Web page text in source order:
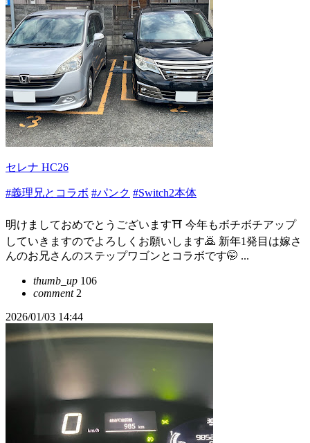
セレナ HC26
#義理兄とコラボ #パンク #Switch2本体
明けましておめでとうございます⛩ 今年もボチボチアップ
していきますのでよろしくお願いします🙇 新年1発目は嫁さ
んのお兄さんのステップワゴンとコラボです🤭 ...
thumb_up 106
comment2
2026/01/03 14:44